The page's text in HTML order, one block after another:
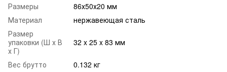
Размеры
86х50х20 мм
Материал
нержавеющая сталь
Размер
упаковки (Ш х В
х Г)
32 x 25 x 83 мм
Вес брутто
0.132 кг